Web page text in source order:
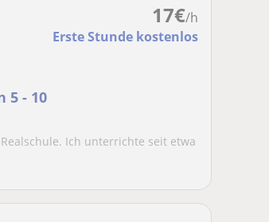
17€/h
Erste Stunde kostenlos
5 - 10
Ich unterrichte seit etwa